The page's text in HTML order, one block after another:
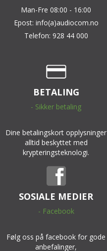
Man-Fre 08:00 - 16:00
Epost: info(a)audiocom.no
Telefon: 928 44 000
BETALING
- Sikker betaling
Dine betalingskort opplysninger
alltid beskyttet med
krypteringsteknologi.
SOSIALE MEDIER
- Facebook
Følg oss på facebook for gode
anbefalinger,